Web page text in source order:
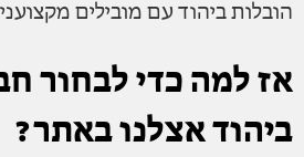
הובלות ביהוד עם מובילים
אז למה כדי לבחור
ביהוד אצלנו באתר?